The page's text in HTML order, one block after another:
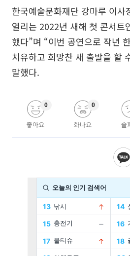
한국예술문화재단 강마루 이사
열리는 2022년 새해 첫 콘서트
했다”며 “이번 공연으로 작년
치유하고 희망찬 새 출발을 할
말했다.
좋아요
0
화나요
0
슬